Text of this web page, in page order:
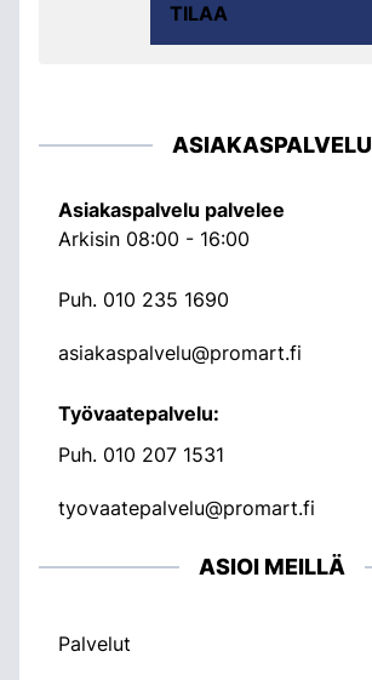
TILAA
ASIAKASPALVELU
Asiakaspalvelu palvelee
Arkisin 08:00 - 16:00
Puh. 010 235 1690
asiakaspalvelu@promart.fi
Työvaatepalvelu:
Puh. 010 207 1531
tyovaatepalvelu@promart.fi
ASIOI MEILLÄ
Palvelut